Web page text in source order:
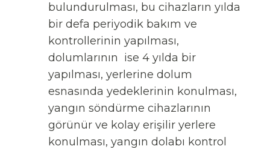
bulundurulması, bu cihazların yılda
bir defa periyodik bakım ve
kontrollerinin yapılması,
dolumlarının ise 4 yılda bir
yapılması, yerlerine dolum
esnasında yedeklerinin konulması,
yangın söndürme cihazlarının
görünür ve kolay erişilir yerlere
konulması, yangın dolabı kontrol